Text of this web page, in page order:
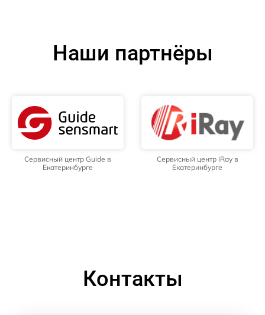
Наши партнёры
Сервисный центр Guide в
Екатеринбурге
Сервисный центр iRay в
Екатеринбурге
Контакты